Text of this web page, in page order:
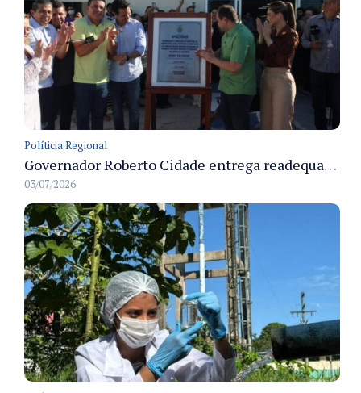
Políticia Regional
Governador Roberto Cidade entrega readequação do ambulatório da FCecon e amplia capacidade de atendimento oncológico em Manaus
03/07/2026